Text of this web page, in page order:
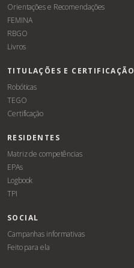
Orientações e Recomendações
FEMINA
RBGO
Livros
TITULAÇÕES E CERTIFICAÇÃO
Robóticas
TEGO
Certificação
RESIDENTES
Matriz de competências
EPAs
Logbook
TPI
SOCIAL
Campanhas informativas
Feito para ela